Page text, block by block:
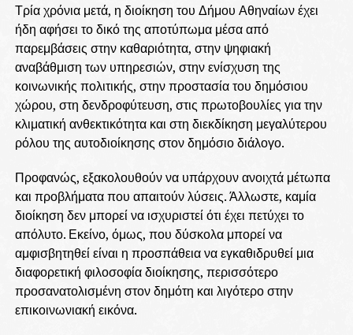
Τρία χρόνια μετά, η διοίκηση του Δήμου Αθηναίων έχει
ήδη αφήσει το δικό της αποτύπωμα μέσα από
παρεμβάσεις στην καθαριότητα, στην ψηφιακή
αναβάθμιση των υπηρεσιών, στην ενίσχυση της
κοινωνικής πολιτικής, στην προστασία του δημόσιου
χώρου, στη δενδροφύτευση, στις πρωτοβουλίες για την
κλιματική ανθεκτικότητα και στη διεκδίκηση μεγαλύτερου
ρόλου της αυτοδιοίκησης στον δημόσιο διάλογο.
Προφανώς, εξακολουθούν να υπάρχουν ανοιχτά μέτωπα
και προβλήματα που απαιτούν λύσεις. Άλλωστε, καμία
διοίκηση δεν μπορεί να ισχυριστεί ότι έχει πετύχει το
απόλυτο. Εκείνο, όμως, που δύσκολα μπορεί να
αμφισβητηθεί είναι η προσπάθεια να εγκαθιδρυθεί μια
διαφορετική φιλοσοφία διοίκησης, περισσότερο
προσανατολισμένη στον δημότη και λιγότερο στην
επικοινωνιακή εικόνα.